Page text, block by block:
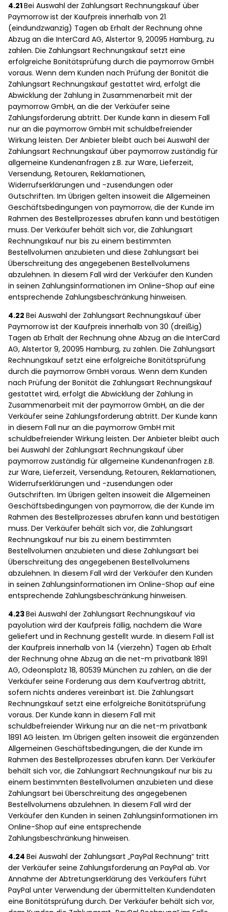
4.21Bei Auswahl der Zahlungsart Rechnungskauf über
Paymorrow ist der Kaufpreis innerhalb von 21
(eindundzwanzig) Tagen ab Erhalt der Rechnung ohne
Abzug an die InterCard AG, Alstertor 9, 20095 Hamburg, zu
zahlen. Die Zahlungsart Rechnungskauf setzt eine
erfolgreiche Bonitätsprüfung durch die paymorrow GmbH
voraus. Wenn dem Kunden nach Prüfung der Bonität die
Zahlungsart Rechnungskauf gestattet wird, erfolgt die
Abwicklung der Zahlung in Zusammenarbeit mit der
paymorrow GmbH, an die der Verkäufer seine
Zahlungsforderung abtritt. Der Kunde kann in diesem Fall
nur an die paymorrow GmbH mit schuldbefreiender
Wirkung leisten. Der Anbieter bleibt auch bei Auswahl der
Zahlungsart Rechnungskauf über paymorrow zuständig für
allgemeine Kundenanfragen z.B. zur Ware, Lieferzeit,
Versendung, Retouren, Reklamationen,
Widerrufserklärungen und -zusendungen oder
Gutschriften. Im Übrigen gelten insoweit die Allgemeinen
Geschäftsbedingungen von paymorrow, die der Kunde im
Rahmen des Bestellprozesses abrufen kann und bestätigen
muss. Der Verkäufer behält sich vor, die Zahlungsart
Rechnungskauf nur bis zu einem bestimmten
Bestellvolumen anzubieten und diese Zahlungsart bei
Überschreitung des angegebenen Bestellvolumens
abzulehnen. In diesem Fall wird der Verkäufer den Kunden
in seinen Zahlungsinformationen im Online-Shop auf eine
entsprechende Zahlungsbeschränkung hinweisen.
4.22 Bei Auswahl der Zahlungsart Rechnungskauf über
Paymorrow ist der Kaufpreis innerhalb von 30 (dreißig)
Tagen ab Erhalt der Rechnung ohne Abzug an die InterCard
AG, Alstertor 9, 20095 Hamburg, zu zahlen. Die Zahlungsart
Rechnungskauf setzt eine erfolgreiche Bonitätsprüfung
durch die paymorrow GmbH voraus. Wenn dem Kunden
nach Prüfung der Bonität die Zahlungsart Rechnungskauf
gestattet wird, erfolgt die Abwicklung der Zahlung in
Zusammenarbeit mit der paymorrow GmbH, an die der
Verkäufer seine Zahlungsforderung abtritt. Der Kunde kann
in diesem Fall nur an die paymorrow GmbH mit
schuldbefreiender Wirkung leisten. Der Anbieter bleibt auch
bei Auswahl der Zahlungsart Rechnungskauf über
paymorrow zuständig für allgemeine Kundenanfragen z.B.
zur Ware, Lieferzeit, Versendung, Retouren, Reklamationen,
Widerrufserklärungen und -zusendungen oder
Gutschriften. Im Übrigen gelten insoweit die Allgemeinen
Geschäftsbedingungen von paymorrow, die der Kunde im
Rahmen des Bestellprozesses abrufen kann und bestätigen
muss. Der Verkäufer behält sich vor, die Zahlungsart
Rechnungskauf nur bis zu einem bestimmten
Bestellvolumen anzubieten und diese Zahlungsart bei
Überschreitung des angegebenen Bestellvolumens
abzulehnen. In diesem Fall wird der Verkäufer den Kunden
in seinen Zahlungsinformationen im Online-Shop auf eine
entsprechende Zahlungsbeschränkung hinweisen.
4.23Bei Auswahl der Zahlungsart Rechnungskauf via
payolution wird der Kaufpreis fällig, nachdem die Ware
geliefert und in Rechnung gestellt wurde. In diesem Fall ist
der Kaufpreis innerhalb von 14 (vierzehn) Tagen ab Erhalt
der Rechnung ohne Abzug an die net-m privatbank 1891
AG, Odeonsplatz 18, 80539 München zu zahlen, an die der
Verkäufer seine Forderung aus dem Kaufvertrag abtritt,
sofern nichts anderes vereinbart ist. Die Zahlungsart
Rechnungskauf setzt eine erfolgreiche Bonitätsprüfung
voraus. Der Kunde kann in diesem Fall mit
schuldbefreiender Wirkung nur an die net-m privatbank
1891 AG leisten. Im Übrigen gelten insoweit die ergänzenden
Allgemeinen Geschäftsbedingungen, die der Kunde im
Rahmen des Bestellprozesses abrufen kann. Der Verkäufer
behält sich vor, die Zahlungsart Rechnungskauf nur bis zu
einem bestimmten Bestellvolumen anzubieten und diese
Zahlungsart bei Überschreitung des angegebenen
Bestellvolumens abzulehnen. In diesem Fall wird der
Verkäufer den Kunden in seinen Zahlungsinformationen im
Online-Shop auf eine entsprechende
Zahlungsbeschränkung hinweisen.
4.24 Bei Auswahl der Zahlungsart „PayPal Rechnung“ tritt
der Verkäufer seine Zahlungsforderung an PayPal ab. Vor
Annahme der Abtretungserklärung des Verkäufers führt
PayPal unter Verwendung der übermittelten Kundendaten
eine Bonitätsprüfung durch. Der Verkäufer behält sich vor,